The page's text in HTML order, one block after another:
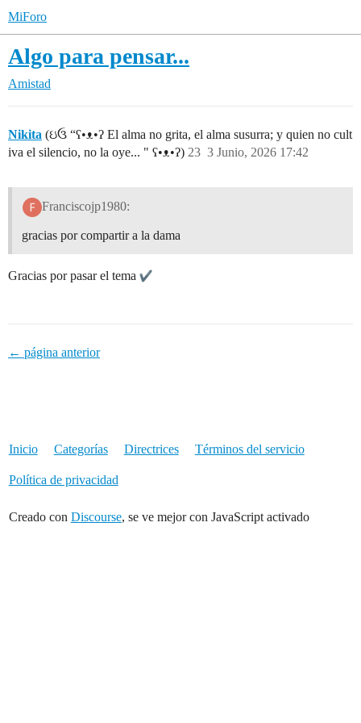
MiForo
Algo para pensar...
Amistad
Nikita (ઇ‍ઉ “ʕ•ᴥ•ʔ El alma no grita, el alma susurra; y quien no cult
iva el silencio, no la oye... " ʕ•ᴥ•ʔ)
3 Junio, 2026 17:42
23
Franciscojp1980:
gracias por compartir a la dama
Gracias por pasar el tema
← página anterior
Inicio Categorías Directrices Términos del servicio
Política de privacidad
Creado con Discourse, se ve mejor con JavaScript activado